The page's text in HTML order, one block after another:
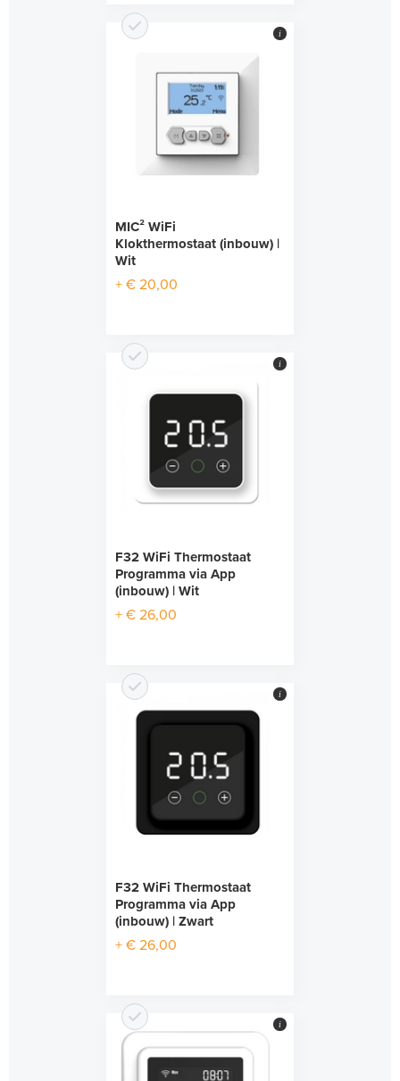
MIC² WiFi
Klokthermostaat (inbouw) |
Wit
+ € 20,00
i
F32 WiFi Thermostaat
Programma via App
(inbouw) | Wit
+ € 26,00
i
F32 WiFi Thermostaat
Programma via App
(inbouw) | Zwart
+ € 26,00
i
i